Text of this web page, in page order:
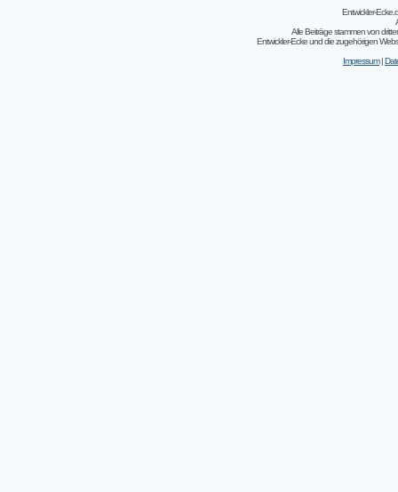
Entwickler-
Alle Beiträge stammen von
Entwickler-Ecke und die zugehörigen
Impressum|